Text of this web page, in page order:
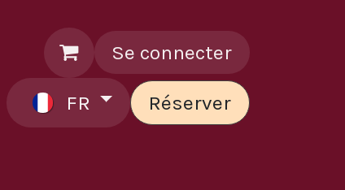
Se connecter
FR Réserver